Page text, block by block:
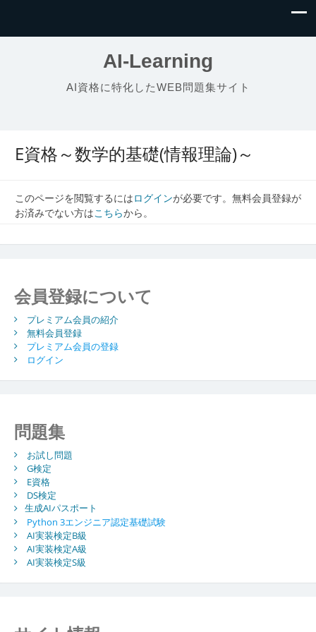
AI-Learning
AI資格に特化したWEB問題集サイト
E資格～数学的基礎(情報理論)～
このページを閲覧するにはログインが必要です。無料会員登録が
お済みでない方はこちらから。
会員登録について
プレミアム会員の紹介
無料会員登録
プレミアム会員の登録
ログイン
問題集
お試し問題
G検定
E資格
DS検定
生成AIパスポート
Python 3エンジニア認定基礎試験
AI実装検定B級
AI実装検定A級
AI実装検定S級